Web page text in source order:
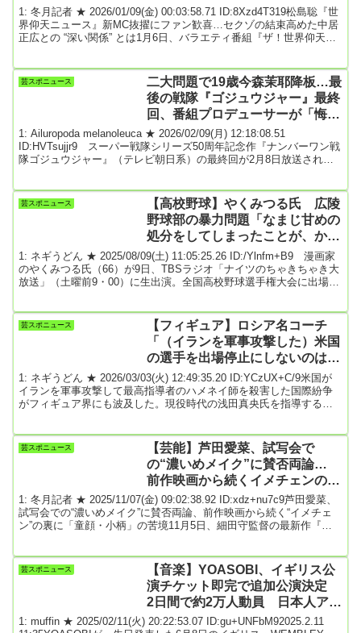
広との “深い関係” とは
1: 冬月記者 ★ 2026/01/09(金) 00:03:58.71 ID:8Xzd4T319松島聡『世
界仰天ニュース』新MC抜擢にファン歓喜…セクゾの結束高めた中居
正広との “深い関係” とは1月6日、バラエティ番組『ザ！世界仰天ニ
盛り上がりを見せている。「同番組は、2001年の初回放送から、元
SMAPの中居正広さんと笑福亭鶴瓶さんがMCを務めています。しか
芸スポニュース
二大問題で19歳今森茉耶降板…最
後の戦隊『ゴジュウジャー』最終
回、番組プロデューサーが「悔し
い」告白の“ツギハギ”が想像超え
の波紋
1: Ailuropoda melanoleuca ★ 2026/02/09(月) 12:18:08.51
ID:HVTsujjr9 スーパー戦隊シリーズ50周年記念作『ナンバーワン戦
隊ゴジュウジャー』（テレビ朝日系）の最終回が2月8日放送され
休止を迎えることに。長い歴史に、ひとまずの幕を下ろした。しか
し、そんな最終回にも、昨年勃発したメインキャスト・今森茉耶
芸スポニュース
【高校野球】やくみつる氏 広陵
野球部の暴力問題「なまじ甘めの
処分をしてしまったことが、かえ
って騒ぎを大きくした」
1: ネギうどん ★ 2025/08/09(土) 11:05:25.26 ID:/Ylnfm+B9 漫画家
のやくみつる氏（66）が9日、TBSラジオ「ナイツのちゃきちゃき大
放送」（土曜前9・00）に生出演。全国高校野球選手権大会に出場し
のニュースを雑談で振り返った。広陵については6日、学校が今年1
月に寮内で暴力行為があったことを認め、被害生徒に謝罪する文書
芸スポニュース
【フィギュア】ロシア名コーチ
「（イランを軍事攻撃した）米国
の選手を出場停止にしないのは不
公平だ！」と爆弾発言
1: ネギうどん ★ 2026/03/03(火) 12:49:35.20 ID:YCzUX+C/9米国が
イランを軍事攻撃して最高指導者のハメネイ師を殺害した国際紛争
がフィギュア界にも波及した。現役時代の浅田真央氏を指導するな
公平だ」と爆弾発言を行った。ロシアのフィギュア選手は、ロシア
のウクライナ侵攻を受けて五輪や国際大会から排除されているた
め“それなら米国も”と反発したものだ...
芸スポニュース
【芸能】芦田愛菜、試写会で
の“濃いめメイク”に賛否両論…
前作映画から続くイメチェンの裏
に「童顔・小柄」の苦境
1: 冬月記者 ★ 2025/11/07(金) 09:02:38.92 ID:xdz+nu7c9芦田愛菜、
試写会での“濃いめメイク”に賛否両論、前作映画から続く“イメチェ
ン”の裏に「童顔・小柄」の苦境11月5日、細田守監督の最新作『果
の公開日を間近に控えた今作は、父を殺した敵への復讐を誓う王
女・スカーレットが、“死者の国”への旅路をたどる物語だ。今回のイ
芸スポニュース
【音楽】YOASOBI、イギリス公
演チケット即完で追加公演決定
2日間で約2万人動員 日本人アー
ティストの欧州ライブとしては最
1: muffin ★ 2025/02/11(火) 20:22:53.07 ID:gu+UNFbM92025.2.11